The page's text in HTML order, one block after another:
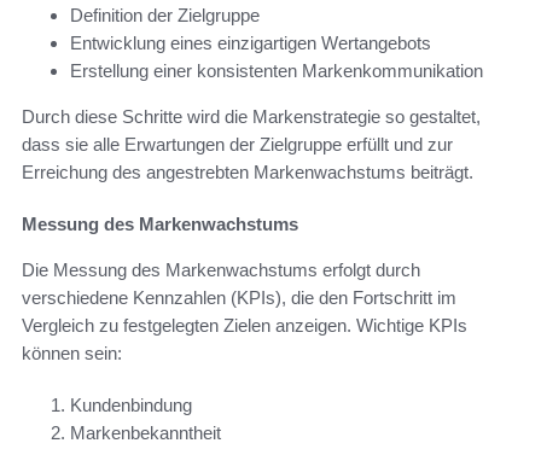
Definition der Zielgruppe
Entwicklung eines einzigartigen Wertangebots
Erstellung einer konsistenten Markenkommunikation
Durch diese Schritte wird die Markenstrategie so gestaltet,
dass sie alle Erwartungen der Zielgruppe erfüllt und zur
Erreichung des angestrebten Markenwachstums beiträgt.
Messung des Markenwachstums
Die Messung des Markenwachstums erfolgt durch
verschiedene Kennzahlen (KPIs), die den Fortschritt im
Vergleich zu festgelegten Zielen anzeigen. Wichtige KPIs
können sein:
Kundenbindung
Markenbekanntheit